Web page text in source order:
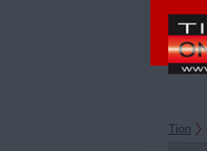
Tion